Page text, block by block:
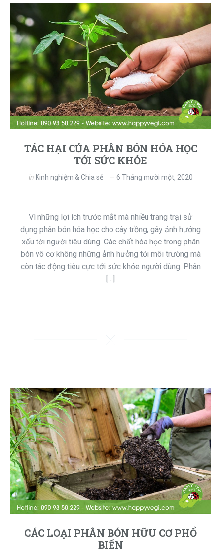
TÁC HẠI CỦA PHÂN BÓN HÓA HỌC
TỚI SỨC KHỎE
in Kinh nghiệm & Chia sẻ 6 Tháng mười một, 2020
Vì những lợi ích trước mắt mà nhiều trang trại sử
dụng phân bón hóa học cho cây trồng, gây ảnh hưởng
xấu tới người tiêu dùng. Các chất hóa học trong phân
bón vô cơ không những ảnh hưởng tới môi trường mà
còn tác động tiêu cực tới sức khỏe người dùng. Phân
[…]
CÁC LOẠI PHÂN BÓN HỮU CƠ PHỔ
BIẾN